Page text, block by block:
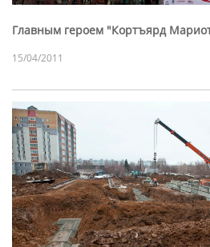
Главным героем "Кортъярд
15/04/2011